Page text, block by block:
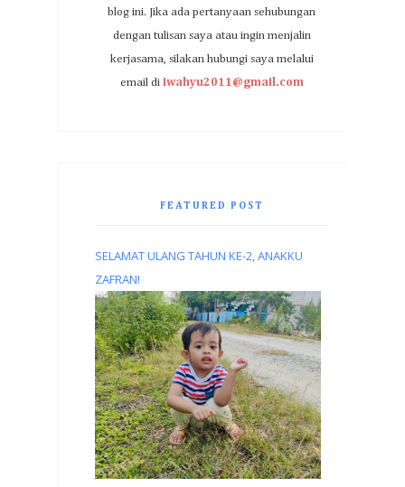
blog ini. Jika ada pertanyaan sehubungan
dengan tulisan saya atau ingin menjalin
kerjasama, silakan hubungi saya melalui
email di iwahyu2011@gmail.com
FEATURED POST
SELAMAT ULANG TAHUN KE-2, ANAKKU
ZAFRAN!